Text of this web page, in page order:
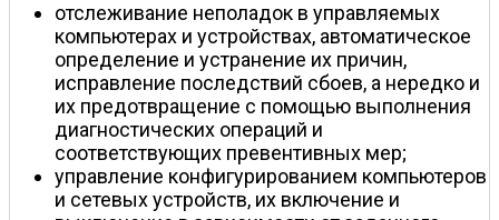
отслеживание неполадок в управляемых
компьютерах и устройствах, автоматическое
определение и устранение их причин,
исправление последствий сбоев, а нередко и
их предотвращение с помощью выполнения
диагностических операций и
соответствующих превентивных мер;
управление конфигурированием компьютеров
и сетевых устройств, их включение и